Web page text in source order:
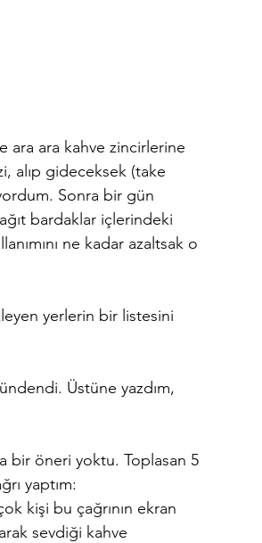
ara ara kahve zincirlerine
alıp gideceksek (take
Sonra bir gün
bardaklar içlerindeki
ne kadar azaltsak o
yerlerin bir listesini
Üstüne yazdım,
bir öneri yoktu. Toplasan 5
yaptım:
kişi bu çağrının ekran
sevdiği kahve